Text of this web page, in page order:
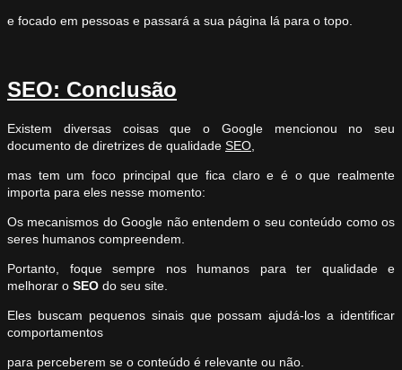
e focado em pessoas e passará a sua página lá para o topo.
SEO: Conclusão
Existem diversas coisas que o Google mencionou no seu
documento de diretrizes de qualidade SEO
mas tem um foco principal que fica claro e é o que realmente
importa para eles nesse momento:
Os mecanismos do Google não entendem o seu conteúdo como os
seres humanos compreendem.
Portanto, foque sempre nos humanos para ter qualidade e
melhorar o SEO do seu site.
Eles buscam pequenos sinais que possam ajudá-los a identificar
comportamentos
para perceberem se o conteúdo é relevante ou não.